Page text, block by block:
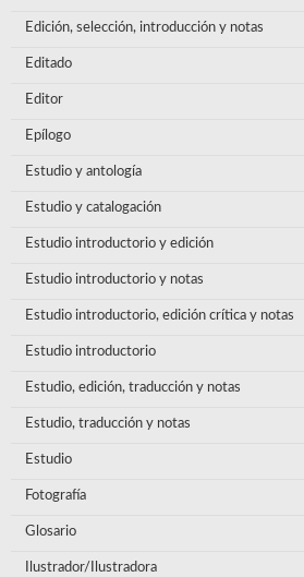
Edición, selección, introducción y notas
Editado
Editor
Epílogo
Estudio y antología
Estudio y catalogación
Estudio introductorio y edición
Estudio introductorio y notas
Estudio introductorio, edición crítica y notas
Estudio introductorio
Estudio, edición, traducción y notas
Estudio, traducción y notas
Estudio
Fotografía
Glosario
Ilustrador/Ilustradora